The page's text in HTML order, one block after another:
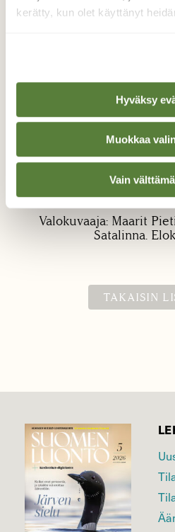
kerätty, kun olet käyttänyt
Hyväksy
Muokkaa
Vain
Syksyn
juolukan
Niin kauniin punaisia
Valokuvaaja: Maarit
Satalinna.
TAKAISIN